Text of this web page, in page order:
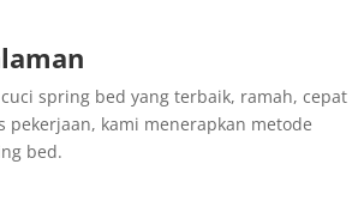
spring bed yang terbaik, ramah,
kami menerapkan metode
bed.